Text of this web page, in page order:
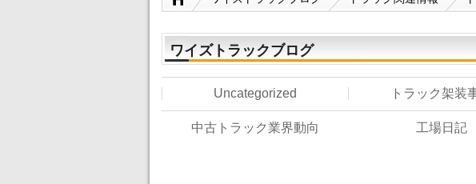
ワイズトラックブログ
Uncategorized トラック架装
中古トラック業界動向 工場日記